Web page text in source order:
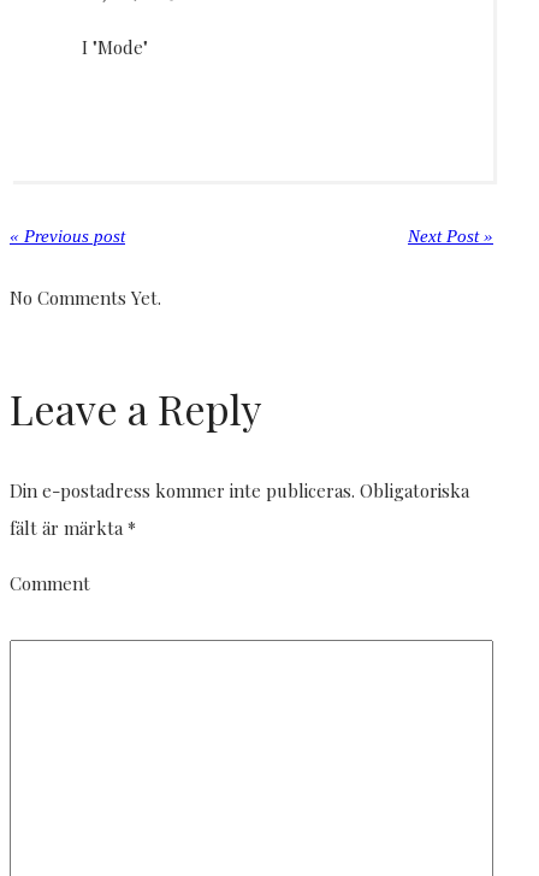
I "Mode"
« Previous post Next Post »
No Comments Yet.
Leave a Reply
Din e-postadress kommer inte publiceras. Obligatoriska
fält är märkta *
Comment